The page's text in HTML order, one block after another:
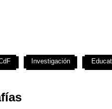
Investigación